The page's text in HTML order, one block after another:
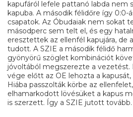
kapufáról lefele pattanó labda nem
kapuba. A második félidőre így 0:0-
csapatok. Az Óbudaiak nem sokat
másodperc sem telt el, és egy
eresztettek az ellenfél kapujára, de
tudott. A SZIE a második félidő
gyönyörű szöglet kombinációt
jóvoltából megszerezte a vezetést.
vége előtt az OE lehozta a kapusát,
Hiába passzolták körbe az
elhamarkodott lövésüket a kapus
is szerzett. Így a SZIE jutott tovább.